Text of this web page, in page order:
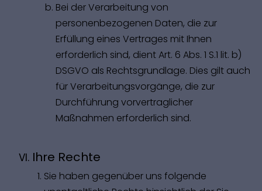
Bei der Verarbeitung von
personenbezogenen Daten, die zur
Erfüllung eines Vertrages mit Ihnen
erforderlich sind, dient Art. 6 Abs. 1 S.1 lit. b)
DSGVO als Rechtsgrundlage. Dies gilt auch
für Verarbeitungsvorgänge, die zur
Durchführung vorvertraglicher
Maßnahmen erforderlich sind.
Ihre Rechte
Sie haben gegenüber uns folgende